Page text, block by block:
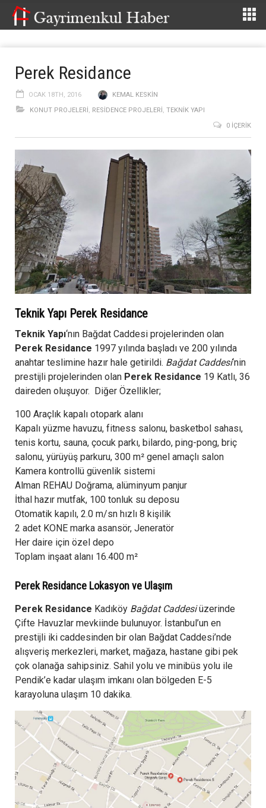
Perek Residance
OCAK 18TH, 2016
KEMAL KESKIN
KONUT PROJELERI, RESIDENCE PROJELERI, TEKNIK YAPI
0 İÇERIK
Teknik Yapı Perek Residance
Teknik Yapı‘nın Bağdat Caddesi projelerinden olan
Perek Residance 1997 yılında başladı ve 200 yılında
anahtar teslimine hazır hale getirildi. Bağdat Caddesi‘nin
prestijli projelerinden olan Perek Residance 19 Katlı, 36
daireden oluşuyor. Diğer Özellikler;
100 Araçlık kapalı otopark alanı
Kapalı yüzme havuzu, fitness salonu, basketbol sahası,
tenis kortu, sauna, çocuk parkı, bilardo, ping-pong, briç
salonu, yürüyüş parkuru, 300 m² genel amaçlı salon
Kamera kontrollü güvenlik sistemi
Alman REHAU Doğrama, alüminyum panjur
İthal hazır mutfak, 100 tonluk su deposu
Otomatik kapılı, 2.0 m/sn hızlı 8 kişilik
2 adet KONE marka asansör, Jeneratör
Her daire için özel depo
Toplam inşaat alanı 16.400 m²
Perek Residance Lokasyon ve Ulaşım
Perek Residance Kadıköy Bağdat Caddesiüzerinde
Çifte Havuzlar mevkiinde bulunuyor. İstanbul’un en
prestijli iki caddesinden bir olan Bağdat Caddesi’nde
alışveriş merkezleri, market, mağaza, hastane gibi pek
çok olanağa sahipsiniz. Sahil yolu ve minibüs yolu ile
Pendik’e kadar ulaşım imkanı olan bölgeden E-5
karayoluna ulaşım 10 dakika.